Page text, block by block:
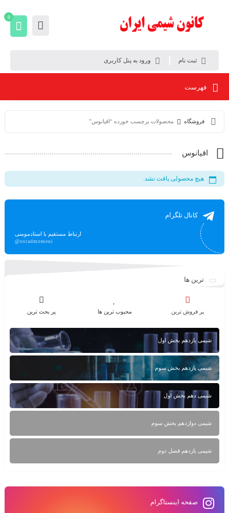
ثبت نام ورود به پنل کاربری
0
فهرست
فروشگاه محصولات برچسب خورده “اقیانوس”
اقیانوس
هیچ محصولی یافت نشد.
کانال تلگرام
ارتباط مستقیم با استادمومنی
@ostadmomeni
ترین ها
پر فروش ترین محبوب ترین ها پر بحث ترین
شیمی یازدهم بخش اول
شیمی یازدهم بخش سوم
شیمی دهم بخش اول
شیمی دوازدهم بخش سوم
شیمی یازدهم فصل دوم
صفحه اینستاگرام